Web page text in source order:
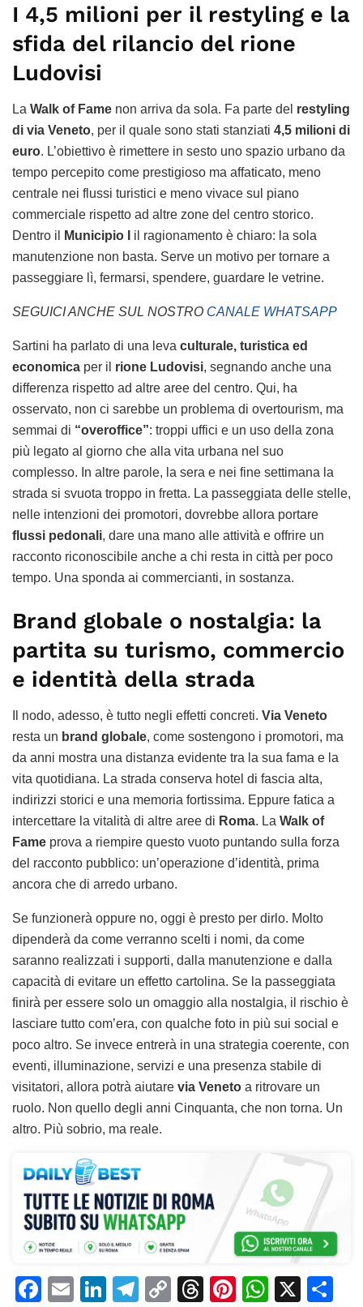
I 4,5 milioni per il restyling e la
sfida del rilancio del rione
Ludovisi
La Walk of Fame non arriva da sola. Fa parte del restyling
di via Veneto, per il quale sono stati stanziati 4,5 milioni di
euro. L’obiettivo è rimettere in sesto uno spazio urbano da
tempo percepito come prestigioso ma affaticato, meno
centrale nei flussi turistici e meno vivace sul piano
commerciale rispetto ad altre zone del centro storico.
Dentro il
Municipio I
il ragionamento è chiaro: la sola
manutenzione non basta. Serve un motivo per tornare a
passeggiare lì, fermarsi, spendere, guardare le vetrine.
SEGUICI ANCHE SUL NOSTRO CANALE WHATSAPP
Sartini ha parlato di una leva culturale, turistica ed
economica per il rione Ludovisi, segnando anche una
differenza rispetto ad altre aree del centro. Qui, ha
osservato, non ci sarebbe un problema di overtourism, ma
semmai di “overoffice”: troppi uffici e un uso della zona
più legato al giorno che alla vita urbana nel suo
complesso. In altre parole, la sera e nei fine settimana la
strada si svuota troppo in fretta. La passeggiata delle stelle,
nelle intenzioni dei promotori, dovrebbe allora portare
flussi pedonali, dare una mano alle attività e offrire un
racconto riconoscibile anche a chi resta in città per poco
tempo. Una sponda ai commercianti, in sostanza.
Brand globale o nostalgia: la
partita su turismo, commercio
e identità della strada
Il nodo, adesso, è tutto negli effetti concreti. Via Veneto
resta un brand globale, come sostengono i promotori, ma
da anni mostra una distanza evidente tra la sua fama e la
vita quotidiana. La strada conserva hotel di fascia alta,
indirizzi storici e una memoria fortissima. Eppure fatica a
intercettare la vitalità di altre aree di Roma. La Walk of
Fame prova a riempire questo vuoto puntando sulla forza
del racconto pubblico: un’operazione d’identità, prima
ancora che di arredo urbano.
Se funzionerà oppure no, oggi è presto per dirlo. Molto
dipenderà da come verranno scelti i nomi, da come
saranno realizzati i supporti, dalla manutenzione e dalla
capacità di evitare un effetto cartolina. Se la passeggiata
finirà per essere solo un omaggio alla nostalgia, il rischio è
lasciare tutto com’era, con qualche foto in più sui social e
poco altro. Se invece entrerà in una strategia coerente, con
eventi, illuminazione, servizi e una presenza stabile di
visitatori, allora potrà aiutare via Veneto a ritrovare un
ruolo. Non quello degli anni Cinquanta, che non torna. Un
altro. Più sobrio, ma reale.
F
E
Li
T
C
T
Pi
W
X